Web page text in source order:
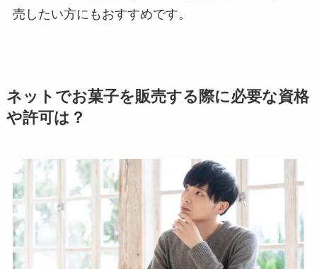
売したい方にもおすすめです。
ネットでお菓子を販売する際に必要な資格
や許可は？